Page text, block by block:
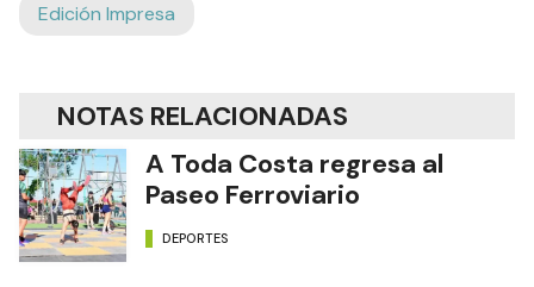
Edición Impresa
NOTAS RELACIONADAS
A Toda Costa regresa al
Paseo Ferroviario
DEPORTES